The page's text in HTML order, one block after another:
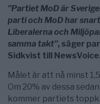
”Partiet MoD är
parti och MoD har
Liberalerna och
samma takt”, säger
Sidkvist till
Målet är att nå minst
Om 20% av dessa
kommer partiets